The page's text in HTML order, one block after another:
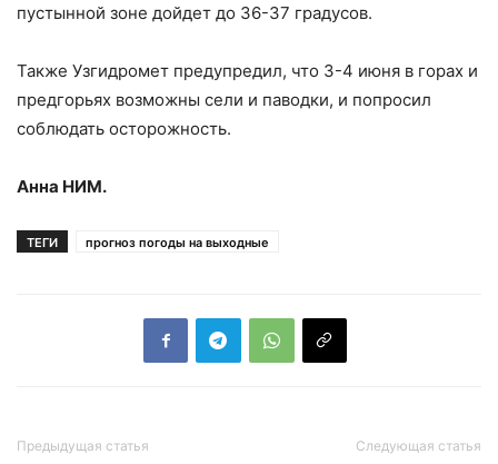
пустынной зоне дойдет до 36-37 градусов.
Также Узгидромет предупредил, что 3-4 июня в горах и
предгорьях возможны сели и паводки, и попросил
соблюдать осторожность.
Анна НИМ.
ТЕГИ прогноз погоды на выходные
Предыдущая статья Следующая статья